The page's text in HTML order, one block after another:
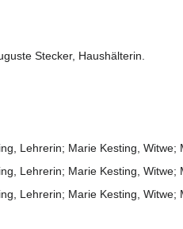
Stecker, Haushälterin.
Lehrerin; Marie Kesting, Witwe;
Lehrerin; Marie Kesting, Witwe;
Lehrerin; Marie Kesting, Witwe;